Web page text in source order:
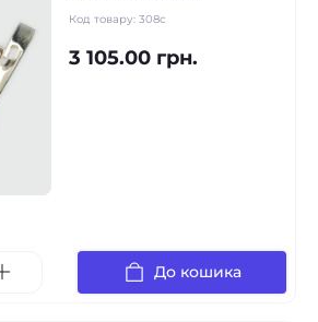
Код товару: 308с
3 105.00 грн.
До кошика